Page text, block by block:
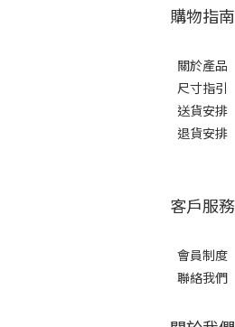
購物指南
關於產品
尺寸指引
送貨安排
退貨安排
客戶服務
會員制度
聯絡我們